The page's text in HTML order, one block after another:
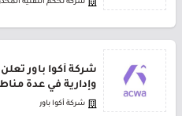
شركة تحكم التقنية
شركة أكوا باور
وإدارية في عدة
شركة أكوا باور